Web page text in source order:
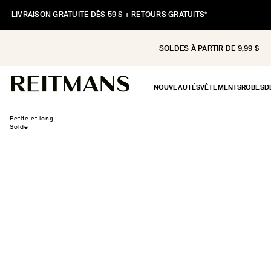
PASSER
AU
CONTENU
LIVRAISON GRATUITE DÈS 59 $ + RETOURS GRATUITS*
SOLDES À PARTIR DE 9,99 $
NOUVEAUTÉSVÊTEMENTSROBES
Petite et long
Solde